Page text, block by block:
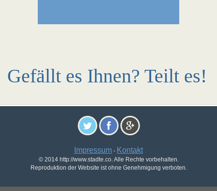
Gefällt es Ihnen? Teilt es!
Impressum - Kontakt
© 2014 http://www.stadte.co. Alle Rechte vorbehalten.
Reproduktion der Website ist ohne Genehmigung verboten.